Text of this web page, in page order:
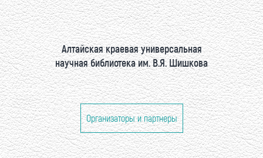
Алтайская краевая универсальная
научная библиотека им. В.Я. Шишкова
Организаторы и партнеры